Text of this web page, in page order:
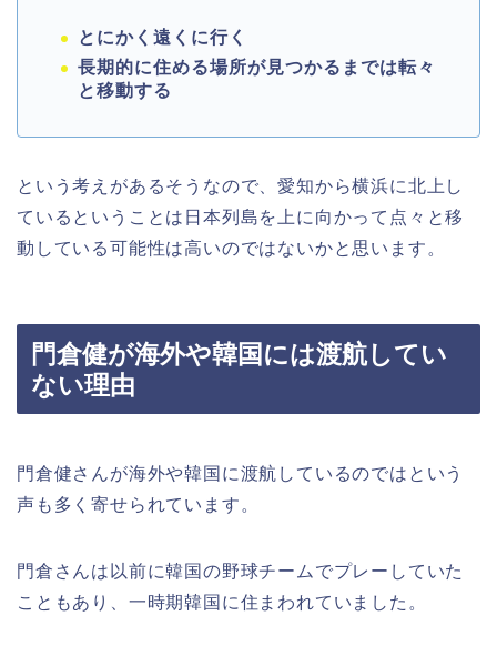
とにかく遠くに行く
長期的に住める場所が見つかるまでは転々
と移動する
という考えがあるそうなので、愛知から横浜に北上し
ているということは日本列島を上に向かって点々と移
動している可能性は高いのではないかと思います。
門倉健が海外や韓国には渡航してい
ない理由
門倉健さんが海外や韓国に渡航しているのではという
声も多く寄せられています。
門倉さんは以前に韓国の野球チームでプレーしていた
こともあり、一時期韓国に住まわれていました。